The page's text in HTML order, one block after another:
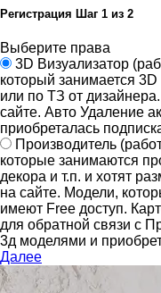
Регистрация Шаг 1 из 2
Выберите права
3D Визуализатор
который занимается
или по ТЗ от дизайнера.
сайте. Авто Удаление
приобреталась
Производитель
которые занимаются
декора и т.п. и хотят
на сайте. Модели,
имеют Free доступ.
для обратной связи с
3д моделями и
Далее